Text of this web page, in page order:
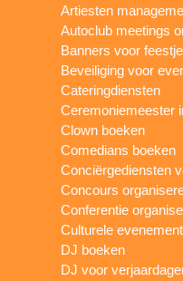
Artiesten
Autoclub meetings
Banners voor
Beveiliging voor
Cateringdiensten
Ceremoniemeester
Clown boeken
Comedians boeken
Conciërgediensten
Concours
Conferentie
Culturele
DJ boeken
DJ voor